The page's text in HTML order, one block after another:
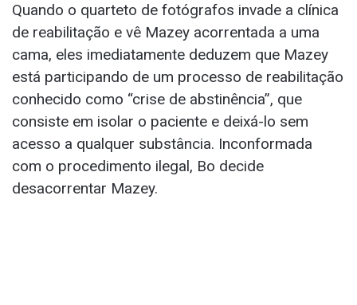
Quando o quarteto de fotógrafos invade a clínica
de reabilitação e vê Mazey acorrentada a uma
cama, eles imediatamente deduzem que Mazey
está participando de um processo de reabilitação
conhecido como “crise de abstinência”, que
consiste em isolar o paciente e deixá-lo sem
acesso a qualquer substância. Inconformada
com o procedimento ilegal, Bo decide
desacorrentar Mazey.